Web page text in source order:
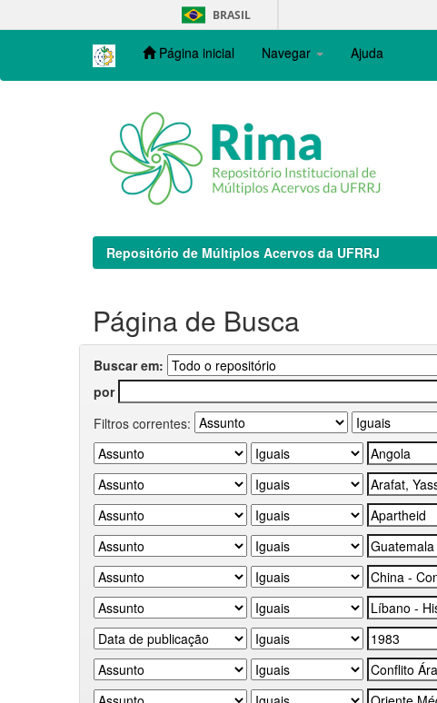
navigation
BRASIL
Página inicial Navegar Ajuda
Repositório de Múltiplos Acervos da UFRRJ
Página de Busca
Buscar em:
por
Filtros correntes: